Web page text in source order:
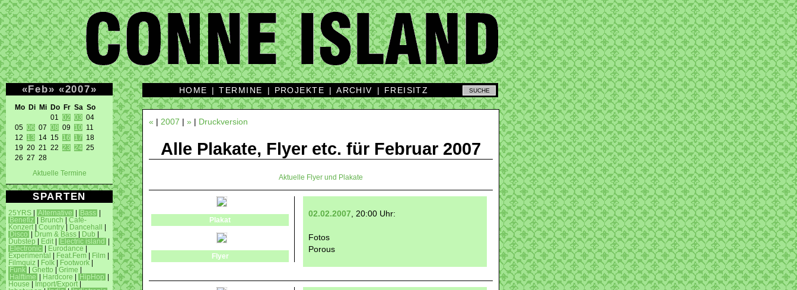
«Feb» «2007»
Mo Di Mi Do Fr Sa So
01 02 03 04
05 06 07 08 09 10 11
12 13 14 15 16 17 18
19 20 21 22 23 24 25
26 27 28
Aktuelle Termine
SPARTEN
25YRS Alternative Bass
Benefiz
Brunch
Café-
Konzert
Country Dancehall
Disco
Drum & Bass Dub
Dubstep
Edit Electric island
Electronic
Eurodance
Experimental
Feat.Fem Film
Filmquiz
Folk Footwork
Funk
Ghetto Grime
Halftime
Hardcore HipHop
House
Import/Export
HOME |TERMINE | PROJEKTE |ARCHIV | FREISITZ
« | 2007 | » | Druckversion
Alle Plakate, Flyer etc. für Februar 2007
Aktuelle Flyer und Plakate
02.02.2007, 20:00 Uhr:
Fotos
Porous
Plakat
Flyer